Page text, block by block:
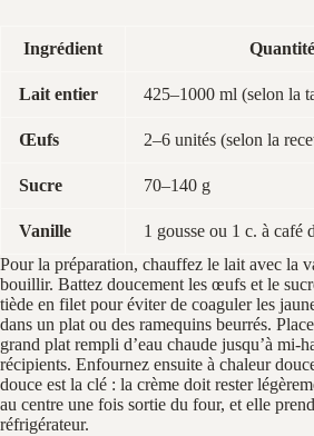
Ingrédient Quantité
Lait entier 425–1000 ml (selon la
Œufs 2–6 unités (selon la
Sucre 70–140 g
Vanille
1 gousse ou 1 c. à café
Pour la préparation, chauffez le lait avec la
bouillir. Battez doucement les œufs et le
tiède en filet pour éviter de coaguler les
dans un plat ou des ramequins beurrés.
grand plat rempli d’eau chaude jusqu’à mi-
récipients. Enfournez ensuite à chaleur
douce est la clé : la crème doit rester
au centre une fois sortie du four, et elle
réfrigérateur.